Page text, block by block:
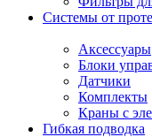
Системы от
Аксессуары
Блоки
Датчики
Комплекты
Краны с
Гибкая подводка